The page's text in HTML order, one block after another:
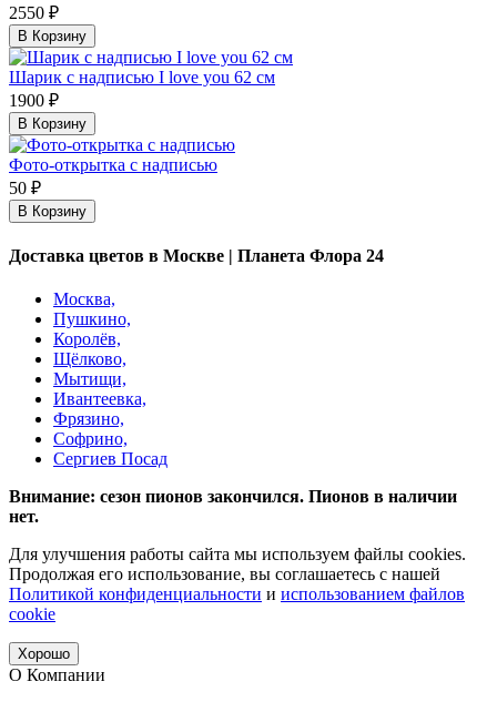
2550 ₽
В Корзину
Шарик с надписью I love you 62 см
1900 ₽
В Корзину
Фото-открытка с надписью
50 ₽
В Корзину
Доставка цветов в Москве | Планета Флора 24
Москва,
Пушкино,
Королёв,
Щёлково,
Мытищи,
Ивантеевка,
Фрязино,
Софрино,
Сергиев Посад
Внимание: сезон пионов закончился. Пионов в наличии
нет.
Для улучшения работы сайта мы используем файлы cookies.
Продолжая его использование, вы соглашаетесь с нашей
Политикой конфиденциальности и использованием файлов
cookie
Хорошо
О Компании